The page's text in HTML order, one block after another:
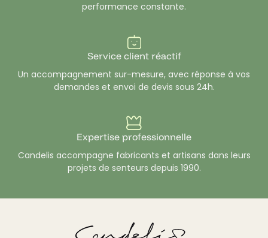
performance constante.
Service client réactif
Un accompagnement sur-mesure, avec réponse à vos
demandes et envoi de devis sous 24h.
Expertise professionnelle
Candelis accompagne fabricants et artisans dans leurs
projets de senteurs depuis 1990.